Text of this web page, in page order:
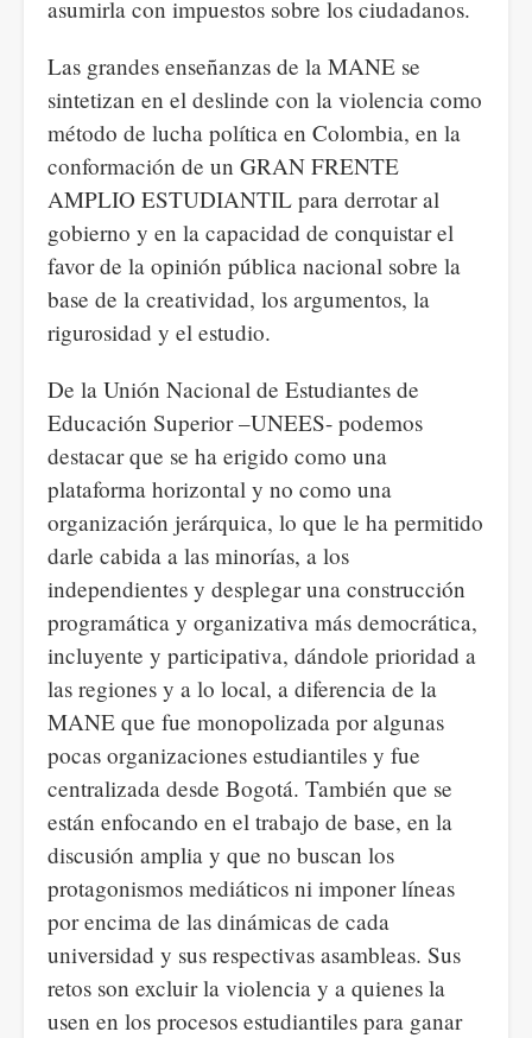
asumirla con impuestos sobre los ciudadanos.
Las grandes enseñanzas de la MANE se
sintetizan en el deslinde con la violencia como
método de lucha política en Colombia, en la
conformación de un GRAN FRENTE
AMPLIO ESTUDIANTIL para derrotar al
gobierno y en la capacidad de conquistar el
favor de la opinión pública nacional sobre la
base de la creatividad, los argumentos, la
rigurosidad y el estudio.
De la Unión Nacional de Estudiantes de
Educación Superior –UNEES- podemos
destacar que se ha erigido como una
plataforma horizontal y no como una
organización jerárquica, lo que le ha permitido
darle cabida a las minorías, a los
independientes y desplegar una construcción
programática y organizativa más democrática,
incluyente y participativa, dándole prioridad a
las regiones y a lo local, a diferencia de la
MANE que fue monopolizada por algunas
pocas organizaciones estudiantiles y fue
centralizada desde Bogotá. También que se
están enfocando en el trabajo de base, en la
discusión amplia y que no buscan los
protagonismos mediáticos ni imponer líneas
por encima de las dinámicas de cada
universidad y sus respectivas asambleas. Sus
retos son excluir la violencia y a quienes la
usen en los procesos estudiantiles para ganar